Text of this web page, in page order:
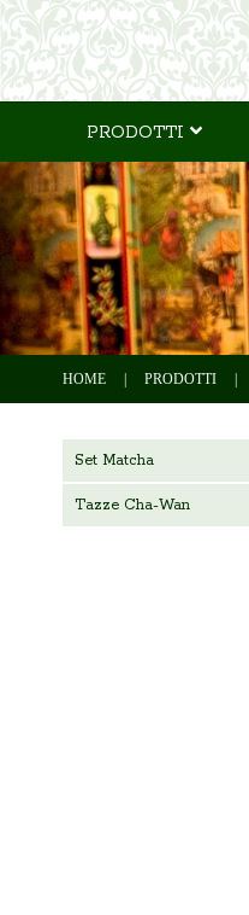
PRODOTTI
HOME PRODOTTI
Set Matcha
Tazze Cha-Wan